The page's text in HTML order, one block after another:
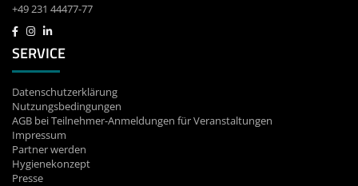
+49 231 44477-77
SERVICE
Datenschutzerklärung
Nutzungsbedingungen
AGB bei Teilnehmer-Anmeldungen für Veranstaltungen
Impressum
Partner werden
Hygienekonzept
Presse